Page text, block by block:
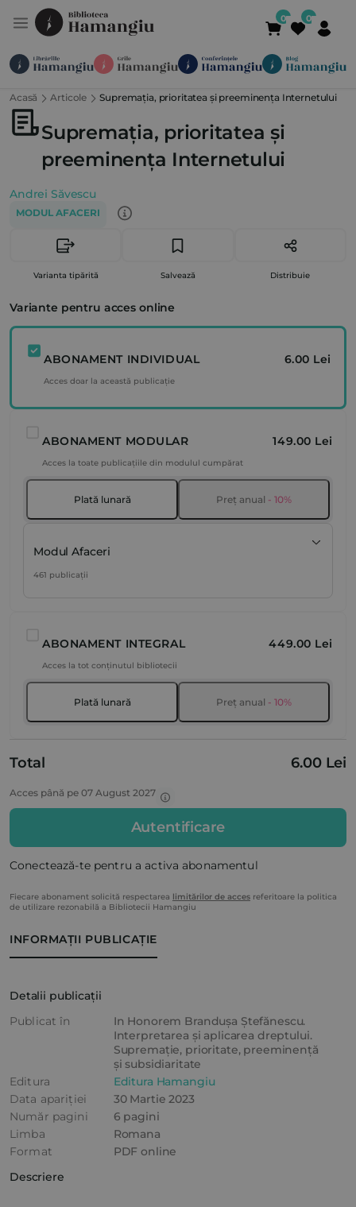
Module Publicații Abonamente
Suport Contact Newsletter 021 336 01 25
Acasă Articole Supremația, prioritatea și preeminența Internetului
Supremația, prioritatea și
preeminența Internetului
Andrei Săvescu
MODUL AFACERI
Varianta tipărită Salvează Distribuie
INFORMAȚII PUBLICAȚIE
Detalii publicații
Publicat în
In Honorem Brandușa Ștefănescu.
Interpretarea și aplicarea dreptului.
Supremație, prioritate, preeminență
și subsidiaritate
Editura
Editura Hamangiu
Data apariției
30 Martie 2023
Număr pagini
6 pagini
Limba
Romana
Format
PDF online
Descriere
Variante pentru acces online
ABONAMENT INDIVIDUAL 6.00 Lei
Acces doar la această publicație
ABONAMENT MODULAR 149.00 Lei
Acces la toate publicațiile din modulul cumpărat
Plată lunară Preț anual - 10%
Modul Afaceri
461 publicații
ABONAMENT INTEGRAL 449.00 Lei
Acces la tot conținutul bibliotecii
Plată lunară Preț anual - 10%
Total 6.00 Lei
Acces până pe 07 August 2027
Autentificare
Conectează-te pentru a activa abonamentul
Fiecare abonament solicită respectarea limitărilor de acces referitoare la politica
de utilizare rezonabilă a Bibliotecii Hamangiu